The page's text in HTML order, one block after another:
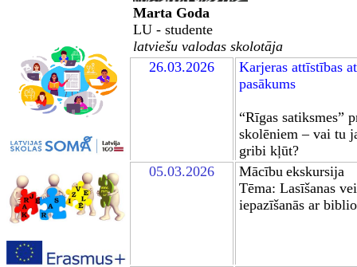
Marta Goda
LU - studente
latviešu valodas skolotāja
26.03.2026
Karjeras attīstības
pasākums
“Rīgas satiksmes”
skolēniem – vai tu
gribi kļūt?
05.03.2026
Mācību ekskursija
Tēma: Lasīšanas
iepazīšanās ar